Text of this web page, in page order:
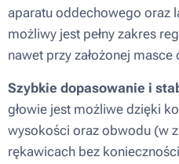
aparatu oddechowego oraz
możliwy jest pełny zakres
nawet przy założonej
Szybkie dopasowanie i
głowie jest możliwe dzięki
wysokości oraz obwodu (w
rękawicach bez